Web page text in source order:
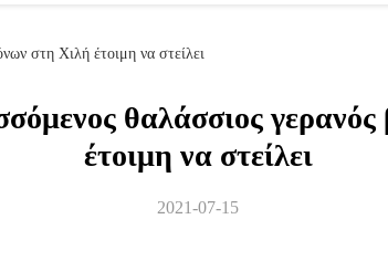
στη Χιλή έτοιμη να στείλει
θαλάσσιος
έτοιμη να στείλει
2021-07-15